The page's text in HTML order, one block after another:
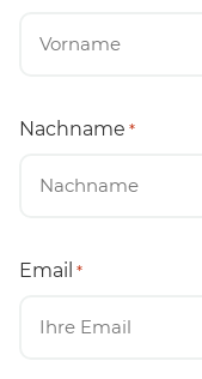
Nachname *
Email *